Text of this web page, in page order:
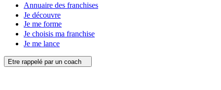
Annuaire des franchises
Je découvre
Je me forme
Je choisis ma franchise
Je me lance
Etre rappelé par un coach